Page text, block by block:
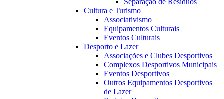
Cultura e Turismo
Associativismo
Equipamentos Culturais
Eventos Culturais
Desporto e Lazer
Associações e Clubes Desportivos
Complexos Desportivos Municipais
Eventos Desportivos
Outros Equipamentos Desportivos
de Lazer